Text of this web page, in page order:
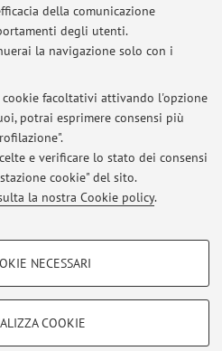
della comunicazione
degli utenti.
la navigazione solo con i
facoltativi attivando l'opzione
potrai esprimere consensi più
e verificare lo stato dei consensi
cookie" del sito.
la nostra Cookie policy.
FACOLTATIVI
NECESSARI
COOKIE
Gastroenterologi ed
avvisi
sono presenti avvisi.
tutti i contenuti del sito.